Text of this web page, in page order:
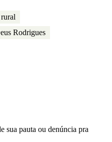
Rodrigues
sua pauta ou denúncia pra